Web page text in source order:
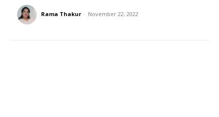
Rama Thakur - November 22, 2022